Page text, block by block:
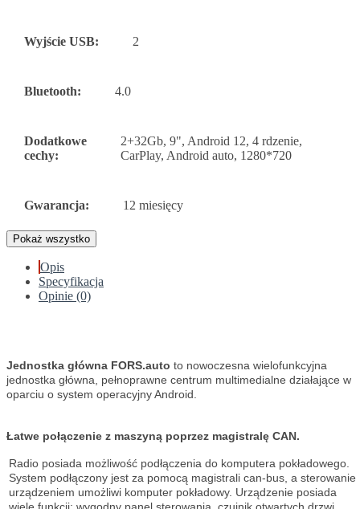
Wyjście USB: 2
Bluetooth: 4.0
Dodatkowe
cechy:
2+32Gb, 9", Android 12, 4 rdzenie,
CarPlay, Android auto, 1280*720
Gwarancja: 12 miesięcy
Pokaż wszystko
Opis
Specyfikacja
Opinie (0)
Jednostka główna FORS.auto to nowoczesna wielofunkcyjna
jednostka główna, pełnoprawne centrum multimedialne działające w
oparciu o system operacyjny Android.
Łatwe połączenie z maszyną poprzez magistralę CAN.
Radio posiada możliwość podłączenia do komputera pokładowego.
System podłączony jest za pomocą magistrali can-bus, a sterowanie
urządzeniem umożliwi komputer pokładowy. Urządzenie posiada